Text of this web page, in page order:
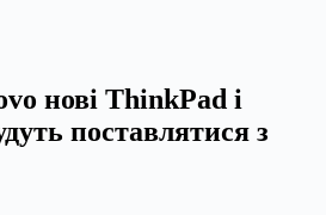
нові ThinkPad і
поставлятися з